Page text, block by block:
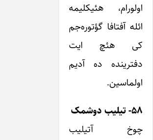
اولورام، هئیکلیمه
ائله آفتافا گؤتوره‌جم
کی هئچ ایت
دفترینده ده آدیم
اولماسین.
۵۸- تیلیب دوشمک
چوخ آتیلیب